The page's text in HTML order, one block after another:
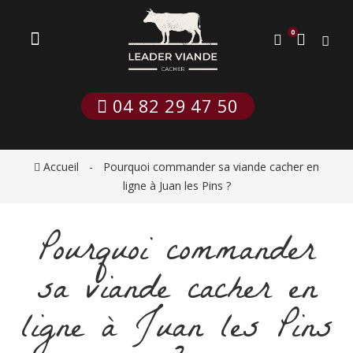
0
04 82 29 47 50
Accueil
Pourquoi commander sa viande cacher en
ligne à Juan les Pins ?
Pourquoi commander
sa viande cacher en
ligne à Juan les Pins